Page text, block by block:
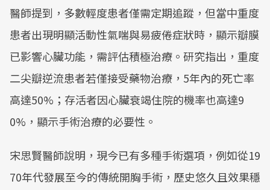
醫師提到，多數輕度患者僅需定期追蹤，但當中重度
患者出現明顯活動性氣喘與易疲倦症狀時，顯示瓣膜
已影響心臟功能，需評估積極治療。研究指出，重度
二尖瓣逆流患者若僅接受藥物治療，5年內的死亡率
高達50%；存活者因心臟衰竭住院的機率也高達9
0%，顯示手術治療的必要性。
宋思賢醫師說明，現今已有多種手術選項，例如從19
70年代發展至今的傳統開胸手術，歷史悠久且效果穩